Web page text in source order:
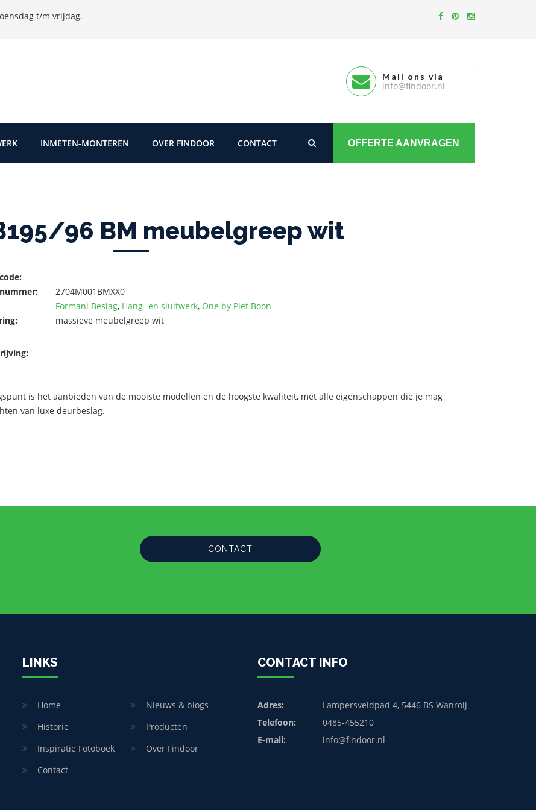
t/m vrijdag.
Mail ons via
info@findoor.nl
INMETEN-MONTEREN OVER FINDOOR CONTACT OFFERTE AANVRAGEN
96 BM meubelgreep wit
2704M001BMXX0
Formani Beslag, Hang- en sluitwerk, One by Piet Boon
massieve meubelgreep wit
is het aanbieden van de mooiste modellen en de hoogste kwaliteit, met alle eigenschappen die je mag
van luxe deurbeslag.
CONTACT
LINKS
Home
Nieuws & blogs
Historie
Producten
Inspiratie Fotoboek
Over Findoor
Contact
CONTACT INFO
Adres:
Lampersveldpad 4, 5446 BS Wanroij
Telefoon:
0485-455210
E-mail:
info@findoor.nl